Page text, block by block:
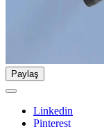
Paylaş
Linkedin
Pinterest